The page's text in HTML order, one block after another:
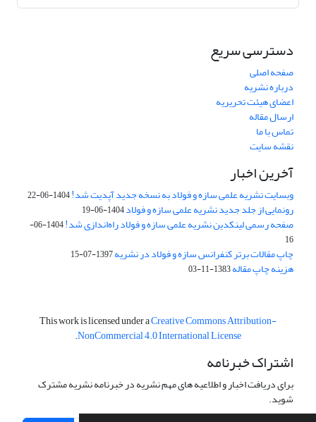
دسترسی سریع
صفحه اصلی
درباره نشریه
اعضای هیئت تحریریه
ارسال مقاله
تماس با ما
نقشه سایت
آخرین اخبار
وبسایت نشریه علمی سازه و فولاد به نسخه جدید آپدیت شد!1404-06-22
رونمایی از جلد جدید نشریه علمی سازه و فولاد1404-06-19
صفحه رسمی لینکدین نشریه علمی سازه و فولاد راه‌اندازی شد!
1404-06-
16
چاپ مقالات برتر کنفرانس سازه و فولاد در نشریه1397-07-15
هزینه چاپ مقاله1383-11-03
This work is licensed under aCreative Commons Attribution-
NonCommercial 4.0 International License
.
اشتراک خبرنامه
برای دریافت اخبار و اطلاعیه های مهم نشریه در خبرنامه نشریه مشترک
شوید.